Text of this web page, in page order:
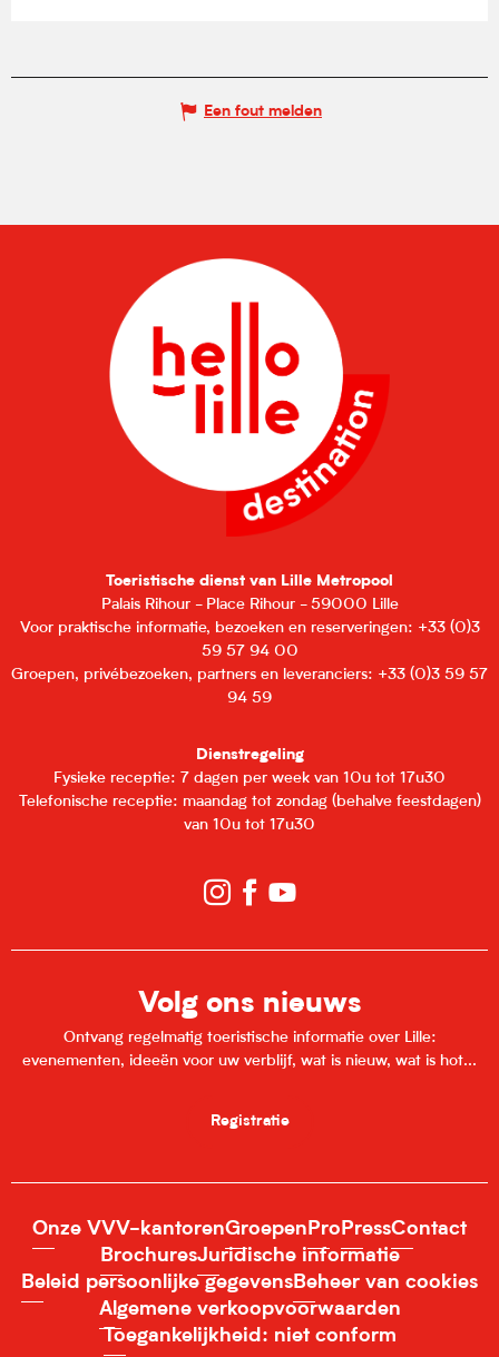
Een fout melden
Toeristische dienst van Lille Metropool
Palais Rihour - Place Rihour - 59000 Lille
Voor praktische informatie, bezoeken en reserveringen: +33 (0)3
59 57 94 00
Groepen, privébezoeken, partners en leveranciers: +33 (0)3 59 57
94 59
Dienstregeling
Fysieke receptie: 7 dagen per week van 10u tot 17u30
Telefonische receptie: maandag tot zondag (behalve feestdagen)
van 10u tot 17u30
Volg ons nieuws
Ontvang regelmatig toeristische informatie over Lille:
evenementen, ideeën voor uw verblijf, wat is nieuw, wat is hot...
Registratie
Onze VVV-kantorenGroepen Pro PressContact
BrochuresJuridische informatie
Beleid persoonlijke gegevensBeheer van cookies
Algemene verkoopvoorwaarden
Toegankelijkheid: niet conform